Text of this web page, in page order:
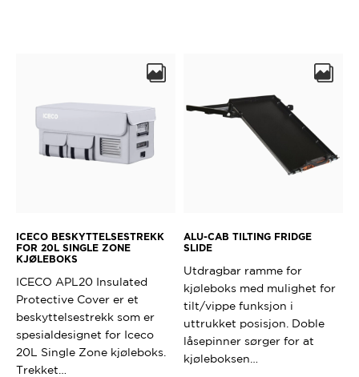
ICECO BESKYTTELSESTREKK
FOR 20L SINGLE ZONE
KJØLEBOKS
ICECO APL20 Insulated
Protective Cover er et
beskyttelsestrekk som er
spesialdesignet for Iceco
20L Single Zone kjøleboks.
Trekket…
ALU-CAB TILTING FRIDGE
SLIDE
Utdragbar ramme for
kjøleboks med mulighet for
tilt/vippe funksjon i
uttrukket posisjon. Doble
låsepinner sørger for at
kjøleboksen…